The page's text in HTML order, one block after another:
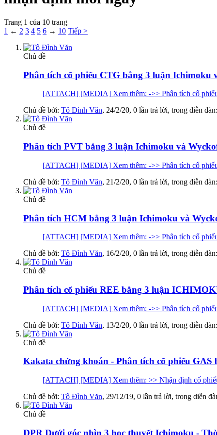
Trang 1 của 10 trang
1 ← 2 3 4 5 6 → 10 Tiếp >
Chủ đề
Phân tích cổ phiếu CTG bẳng 3 luận Ichimoku
[ATTACH] [MEDIA] Xem thêm: ->> Phân tích cổ
Chủ đề bởi: Tô Đình Văn, 24/2/20, 0 lần trả lời, trong diễn
Chủ đề
Phân tích PVT bẳng 3 luận Ichimoku và
[ATTACH] [MEDIA] Xem thêm: ->> Phân tích cổ
Chủ đề bởi: Tô Đình Văn, 21/2/20, 0 lần trả lời, trong diễn
Chủ đề
Phân tích HCM bẳng 3 luận Ichimoku và
[ATTACH] [MEDIA] Xem thêm: ->> Phân tích cổ
Chủ đề bởi: Tô Đình Văn, 16/2/20, 0 lần trả lời, trong diễn
Chủ đề
Phân tích cổ phiếu REE bằng 3 luận
[ATTACH] [MEDIA] Xem thêm: ->> Phân tích cổ
Chủ đề bởi: Tô Đình Văn, 13/2/20, 0 lần trả lời, trong diễn
Chủ đề
Kakata chứng khoán - Phân tích cổ phiếu GAS
[ATTACH] [MEDIA] Xem thêm: >> Nhận định cố
Chủ đề bởi: Tô Đình Văn, 29/12/19, 0 lần trả lời, trong diễn
Chủ đề
DPR Dưới góc nhìn 3 học thuyết Ichimoku -